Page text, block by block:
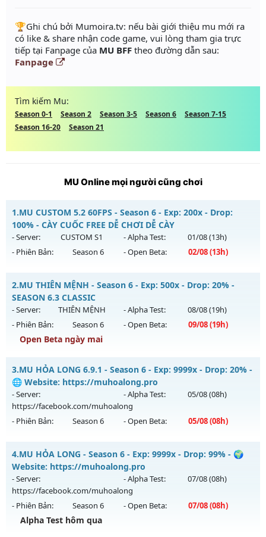
️🏆Ghi chú bởi Mumoira.tv: nếu bài giới thiệu mu mới ra
có like & share nhận code game, vui lòng tham gia trực
tiếp tại Fanpage của MU BFF theo đường dẫn sau:
Fanpage
Tìm kiếm Mu:
Season 0-1 Season 2 Season 3-5 Season 6
Season 7-15
Season 16-20
Season 21
MU Online mọi người cũng chơi
1.MU CUSTOM 5.2 60FPS - Season 6 - Exp: 200x - Drop:
100% - CÀY CUỐC FREE DỄ CHƠI DỄ CÀY
- Server: CUSTOM S1 - Alpha Test: 01/08(13h)
- Phiên Bản:
Season 6 - Open Beta: 02/08(13h)
MU CUSTOM 5.2 60FPS - CÀY CUỐC FREE DỄ CHƠI DỄ CÀY
Mu mới ra tháng 08 2026 - Mở máy chủ
ngày 02/08/2626
Exp: 200x - Drop: 100%
Kiểu reset: Reset In Game
Thể loại: Mu Custom thêm đồ mới
Antihack: XShield
2.MU THIÊN MỆNH - Season 6 - Exp: 500x - Drop: 20% -
SEASON 6.3 CLASSIC
- Server: THIÊN MỆNH - Alpha Test: 08/08(19h)
- Phiên Bản:
Season 6 - Open Beta: 09/08(19h)
Open Beta ngày mai
MU THIÊN MỆNH - SEASON 6.3 CLASSIC
Mu mới ra tháng 08 2026 - Mở máy chủ
19h ngày 09/08/2626
Exp: 500x - Drop: 20%
Thể loại: Mu Nguyên bản Webzen
Antihack: Antihack chạy bằng cơm
3.MU HỎA LONG 6.9.1 - Season 6 - Exp: 9999x - Drop: 20% -
🌐 Website: https://muhoalong.pro
- Server:
https://facebook.com/muhoalong
- Alpha Test: 05/08(08h)
- Phiên Bản: Season 6 - Open Beta: 05/08(08h)
MU HỎA LONG 6.9.1 - 🌐 Website: https://muhoalong.pro
Mu mới ra tháng 08 2026 - Mở máy chủ
https://facebook.com/muhoalongvào 08h ngày
05/08/2626
Exp: 9999x - Drop: 20%
Kiểu reset: Non Reset
4.MU HỎA LONG - Season 6 - Exp: 9999x - Drop: 99% - 🌍
Website: https://muhoalong.pro
- Server:
https://facebook.com/muhoalong
- Alpha Test: 07/08(08h)
- Phiên Bản: Season 6 - Open Beta: 07/08(08h)
Alpha Test hôm qua